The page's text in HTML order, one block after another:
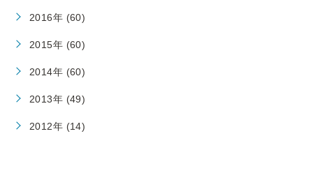
2016年 (60)
2015年 (60)
2014年 (60)
2013年 (49)
2012年 (14)